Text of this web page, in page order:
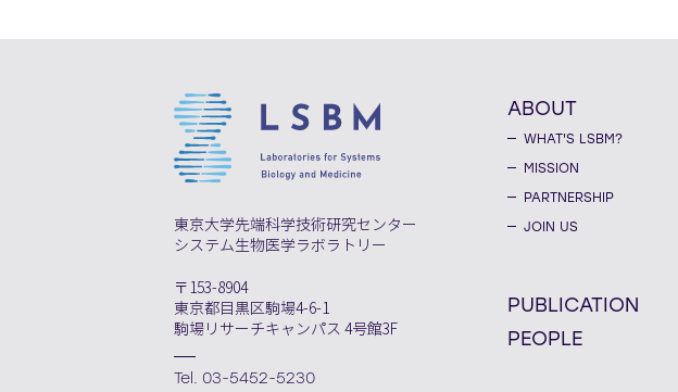
東京大学先端科学技術研究センター
システム生物医学ラボラトリー
〒153-8904
東京都目黒区駒場4-6-1
駒場リサーチキャンパス 4号館3F
Tel. 03-5452-5230
ABOUT
WHAT'S LSBM?
MISSION
PARTNERSHIP
JOIN US
PUBLICATION
PEOPLE